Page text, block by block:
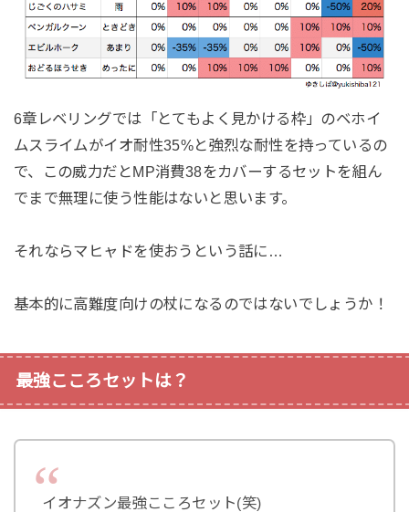
6章レベリングでは「とてもよく見かける枠」のベホイ
ムスライムがイオ耐性35%と強烈な耐性を持っているの
で、この威力だとMP消費38をカバーするセットを組ん
でまで無理に使う性能はないと思います。
それならマヒャドを使おうという話に…
基本的に高難度向けの杖になるのではないでしょうか！
最強こころセットは？
イオナズン最強こころセット(笑)